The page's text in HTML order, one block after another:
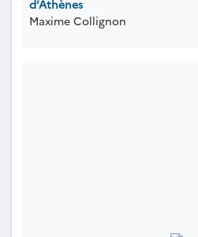
d’Athènes
Maxime Collignon